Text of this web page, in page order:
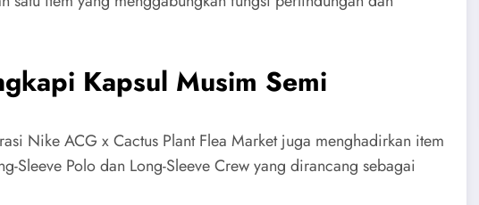
Kapsul Musim Semi
Nike ACG x Cactus Plant Flea Market juga menghadirkan item
Sleeve Polo dan Long-Sleeve Crew yang dirancang sebagai